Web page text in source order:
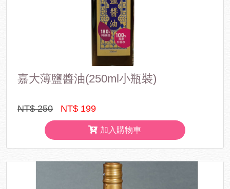
嘉大薄鹽醬油(250ml小瓶裝)
NT$ 250 NT$ 199
加入購物車